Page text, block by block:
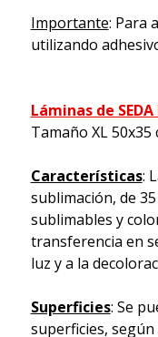
Importante: Para
utilizando
Láminas de SEDA
Tamaño XL 50x35
Características:
sublimación, de
sublimables y
transferencia en
luz y a la
Superficies: Se
superficies,